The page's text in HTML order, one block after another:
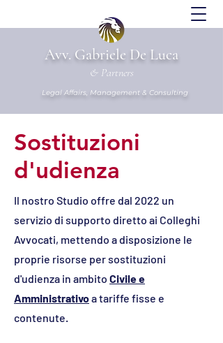
Avv. Gabriele De Luca
& Partners
Legal Affairs, Management & Consulting
Sostituzioni
d'udienza
Il nostro Studio offre dal 2022 un
servizio di supporto diretto ai Colleghi
Avvocati, mettendo a disposizione le
proprie risorse per sostituzioni
d'udienza in ambito Civile e
Amministrativoa tariffe fisse e
contenute.